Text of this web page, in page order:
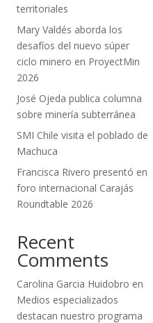
territoriales
Mary Valdés aborda los
desafíos del nuevo súper
ciclo minero en ProyectMin
2026
José Ojeda publica columna
sobre minería subterránea
SMI Chile visita el poblado de
Machuca
Francisca Rivero presentó en
foro internacional Carajás
Roundtable 2026
Recent
Comments
Carolina Garcia Huidobro en
Medios especializados
destacan nuestro programa